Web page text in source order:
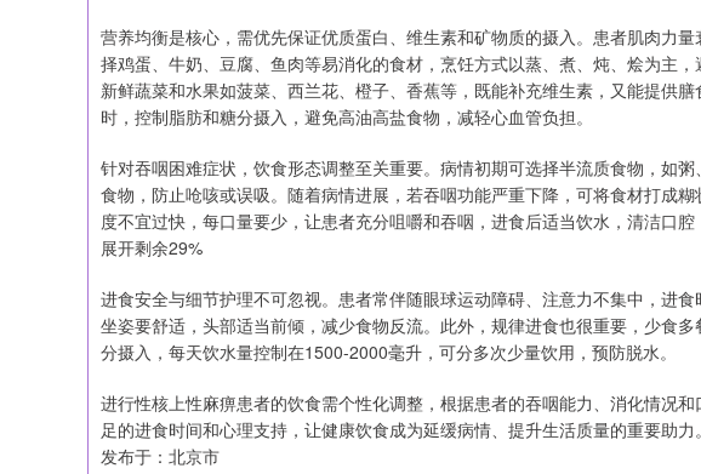
营养均衡是核心，需优先保证优质蛋白、维生素和矿物质的摄入。患者肌肉力
择鸡蛋、牛奶、豆腐、鱼肉等易消化的食材，烹饪方式以蒸、煮、炖、烩为主
新鲜蔬菜和水果如菠菜、西兰花、橙子、香蕉等，既能补充维生素，又能提供
时，控制脂肪和糖分摄入，避免高油高盐食物，减轻心血管负担。
针对吞咽困难症状，饮食形态调整至关重要。病情初期可选择半流质食物，如
食物，防止呛咳或误吸。随着病情进展，若吞咽功能严重下降，可将食材打成
度不宜过快，每口量要少，让患者充分咀嚼和吞咽，进食后适当饮水，清洁口腔
展开剩余29%
进食安全与细节护理不可忽视。患者常伴随眼球运动障碍、注意力不集中，进
坐姿要舒适，头部适当前倾，减少食物反流。此外，规律进食也很重要，少食
分摄入，每天饮水量控制在1500-2000毫升，可分多次少量饮用，预防脱水。
进行性核上性麻痹患者的饮食需个性化调整，根据患者的吞咽能力、消化情况
足的进食时间和心理支持，让健康饮食成为延缓病情、提升生活质量的重要助力。
发布于：北京市